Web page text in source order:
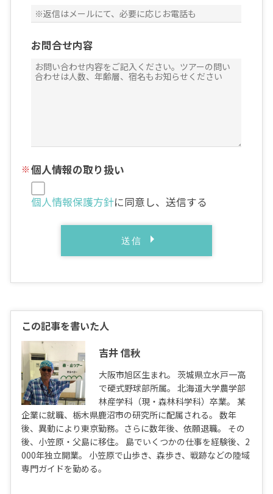
お問合せ内容
個人情報の取り扱い
個人情報保護方針に同意し、送信する
この記事を書いた人
吉井 信秋
大阪市旭区生まれ。 茨城県立水戸一高
で硬式野球部所属。 北海道大学農学部
林産学科（現・森林科学科）卒業。 某
企業に就職、栃木県鹿沼市の研究所に配属される。 数年
後、異動により東京勤務。さらに数年後、依願退職。 その
後、小笠原・父島に移住。 島でいくつかの仕事を経験後、2
000年独立開業。 小笠原で山歩き、森歩き、戦跡などの陸域
専門ガイドを勤める。